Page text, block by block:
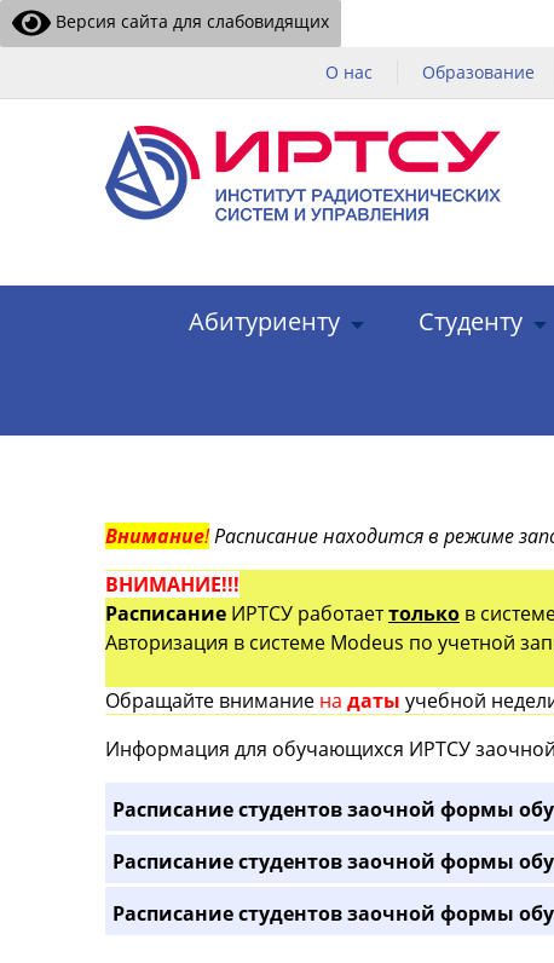
Версия сайта для слабовидящих
О нас Образование
Абитуриенту Студенту
Внимание!Расписание находится в режиме
ВНИМАНИЕ!!!
Расписание ИРТСУ работаеттолько в
Авторизация в системе Modeus по учетной
Обращайте внимание на даты учебной
Информация для обучающихся ИРТСУ
Расписание студентов заочной формы
Расписание студентов заочной формы
Расписание студентов заочной формы